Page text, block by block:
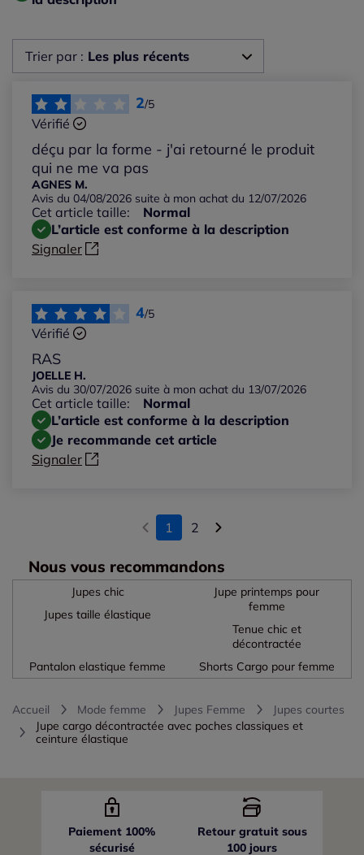
Trier par : Les plus récents
Les plus récents
Les plus anciens
Notes les plus élevées
Notes les plus basses
2/5
Vérifié
déçu par la forme - j'ai retourné le produit
qui ne me va pas
AGNES M.
Avis du 04/08/2026 suite à mon achat du 12/07/2026
Cet article taille:
Normal
L’article est conforme à la description
Signaler
4/5
Vérifié
RAS
JOELLE H.
Avis du 30/07/2026 suite à mon achat du 13/07/2026
Cet article taille:
Normal
L’article est conforme à la description
Je recommande cet article
Signaler
1 2
Nous vous recommandons
Jupes chic
Jupes taille élastique
Jupe printemps pour
femme
Tenue chic et
décontractée
Pantalon elastique femme
Shorts Cargo pour femme
Accueil Mode femme Jupes Femme
Jupes courtes
Jupe cargo décontractée avec poches classiques et
ceinture élastique
Paiement 100%
sécurisé
Retour gratuit sous
100 jours